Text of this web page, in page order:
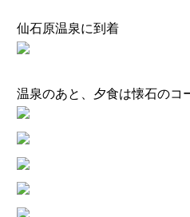
仙石原温泉に到着
温泉のあと、夕食は懐石のコ